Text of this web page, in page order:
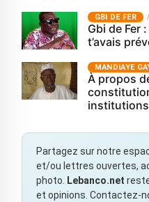
GBI DE FER
Gbi de Fer
t’avais
MANDIAYE
À propos
Partagez sur notre
et/ou lettres ouvertes,
photo.
Lebanco.net
et opinions. Contactez-